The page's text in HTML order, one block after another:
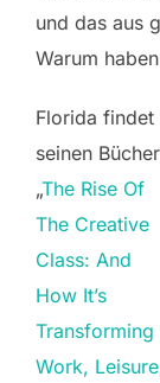
und das aus
Warum
Florida findet
seinen
„The Rise Of
The Creative
Class: And
How It’s
Transforming
Work,